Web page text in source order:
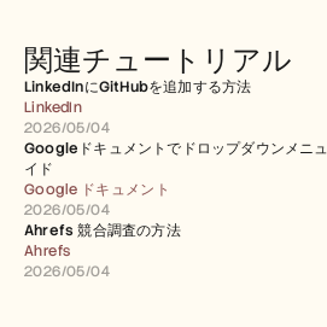
関連チュートリアル
LinkedInにGitHubを追加する方法
LinkedIn
2026/05/04
Googleドキュメントでドロップダウンメニ
イド
Google ドキュメント
2026/05/04
Ahrefs 競合調査の方法
Ahrefs
2026/05/04